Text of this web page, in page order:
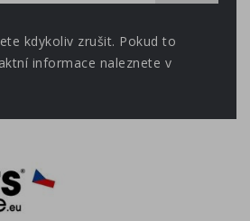
kdykoliv zrušit. Pokud to
informace naleznete v